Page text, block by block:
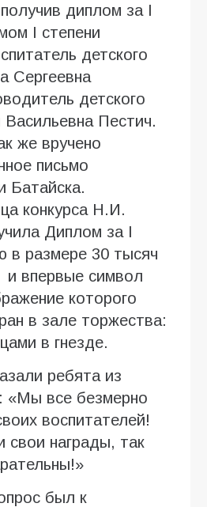
диплом за I
I степени
детского
Сергеевна
детского
Пестич.
же вручено
письмо
Батайска.
конкурса Н.И.
Диплом за I
в размере 30 тысяч
и впервые символ
которого
в зале торжества:
в гнезде.
ребята из
«Мы все безмерно
воспитателей!
свои награды, так
был к